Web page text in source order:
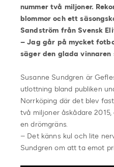
nummer två miljoner.
blommor och ett
Sandström från Svensk
– Jag går på mycket
säger den glada vinnaren
Susanne Sundgren är
utlottning bland publiken
Norrköping där det blev
två miljoner åskådare
en drömgräns.
– Det känns kul och lite
Sundgren om att ta emot